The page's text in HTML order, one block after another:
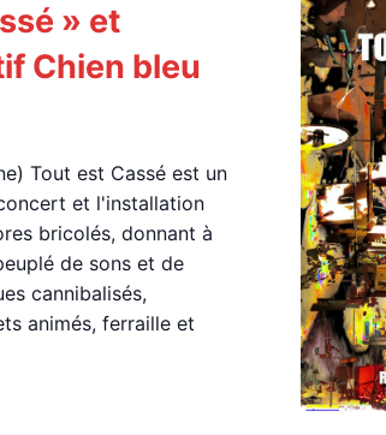
» et
Chien bleu
Tout est Cassé est un
et l'installation
bricolés, donnant à
de sons et de
cannibalisés,
animés, ferraille et